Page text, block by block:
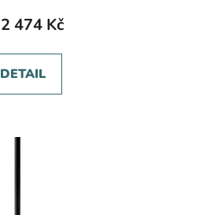
2 474 Kč
DETAIL